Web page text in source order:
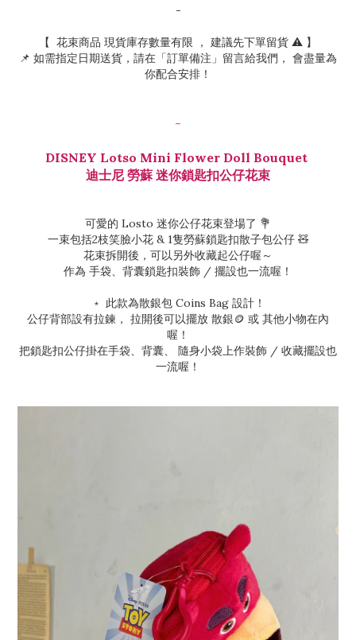
-
【  花束商品 現貨庫存數量有限 ， 建議先下單留貨 ⚠️ 】
📌 如需指定日期送貨，請在「訂單備注」留言給我們， 會盡量為
你配合安排！
-
DISNEY Lotso Mini Flower Doll Bouquet
迪士尼 勞蘇 迷你鎖匙扣公仔花束
可愛的 Losto 迷你公仔花束登場了 💐
一束包括2枝笑臉小花 & 1隻勞蘇鎖匙扣散子包公仔 🧸
花束拆開後，可以另外收藏起公仔喔～
作為 手袋、背囊鎖匙扣裝飾 / 擺設也一流喔！
﹡ 此款為散銀包 Coins Bag 設計！
公仔背部設有拉鍊， 拉開後可以擺放 散銀🪙 或 其他小物在內
喔！
把鎖匙扣公仔掛在手袋、背囊、 隨身小袋上作裝飾 / 收藏擺設也
一流喔！